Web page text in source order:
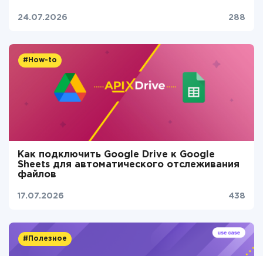
24.07.2026 288
#How-to
Как подключить Google Drive к Google
Sheets для автоматического отслеживания
файлов
17.07.2026 438
#Полезное